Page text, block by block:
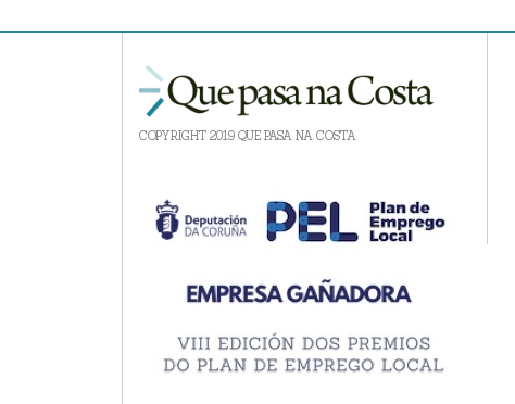
COPYRIGHT 2019 QUE PASA NA COSTA